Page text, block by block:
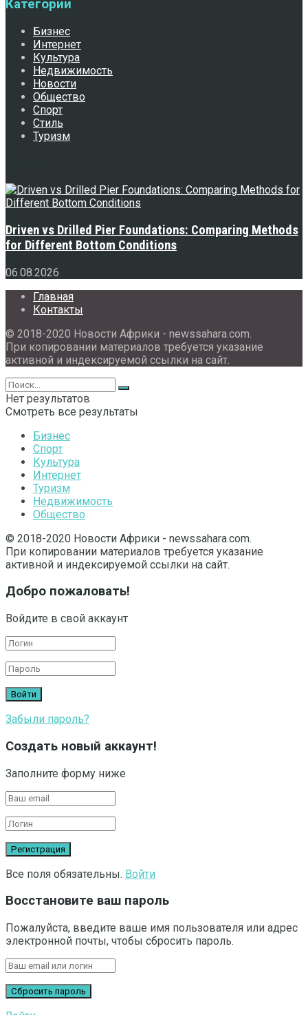
Категории
Бизнес
Интернет
Культура
Недвижимость
Новости
Общество
Спорт
Стиль
Туризм
Driven vs Drilled Pier Foundations: Comparing Methods
for Different Bottom Conditions
06.08.2026
Главная
Контакты
© 2018-2020 Новости Африки - newssahara.com.
При копировании материалов требуется указание
активной и индексируемой ссылки на сайт.
Нет результатов
Смотреть все результаты
Бизнес
Спорт
Культура
Интернет
Туризм
Недвижимость
Общество
© 2018-2020 Новости Африки - newssahara.com.
При копировании материалов требуется указание
активной и индексируемой ссылки на сайт.
Добро пожаловать!
Войдите в свой аккаунт
Забыли пароль?
Создать новый аккаунт!
Заполните форму ниже
Все поля обязательны. Войти
Восстановите ваш пароль
Пожалуйста, введите ваше имя пользователя или адрес
электронной почты, чтобы сбросить пароль.